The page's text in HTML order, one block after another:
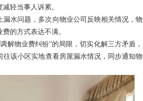
轻当事人诉累。
水问题，多次向物业公司反映相关情况，物
的方式表达不满。
解物业费纠纷”的局限，切实化解三方矛盾，
该小区实地查看房屋漏水情况，同步通知物